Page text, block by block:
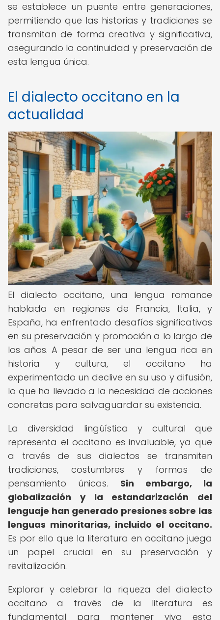
se establece un puente entre generaciones,
permitiendo que las historias y tradiciones se
transmitan de forma creativa y significativa,
asegurando la continuidad y preservación de
esta lengua única.
El dialecto occitano en la
actualidad
El dialecto occitano, una lengua romance
hablada en regiones de Francia, Italia, y
España, ha enfrentado desafíos significativos
en su preservación y promoción a lo largo de
los años. A pesar de ser una lengua rica en
historia y cultura, el occitano ha
experimentado un declive en su uso y difusión,
lo que ha llevado a la necesidad de acciones
concretas para salvaguardar su existencia.
La diversidad lingüística y cultural que
representa el occitano es invaluable, ya que
a través de sus dialectos se transmiten
tradiciones, costumbres y formas de
pensamiento únicas. Sin embargo, la
globalización y la estandarización del
lenguaje han generado presiones sobre las
lenguas minoritarias, incluido el occitano.
Es por ello que la literatura en occitano juega
un papel crucial en su preservación y
revitalización.
Explorar y celebrar la riqueza del dialecto
occitano a través de la literatura es
fundamental para mantener viva esta